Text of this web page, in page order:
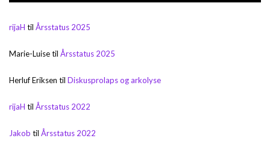
rijaH til Årsstatus 2025
Marie-Luisetil Årsstatus 2025
Herluf Eriksen til Diskusprolaps og arkolyse
rijaH til Årsstatus 2022
Jakob til Årsstatus 2022